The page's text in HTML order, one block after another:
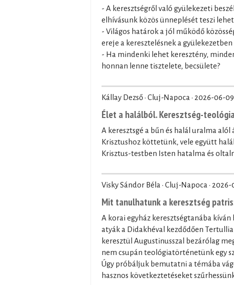
- A keresztségről való gyülekezeti
elhívásunk közös ünneplését teszi
- Világos határok a jól működő
ereje a keresztelésnek a
- Ha mindenki lehet keresztény,
honnan lenne tisztelete, becsülete?
Kállay Dezső · Cluj-Napoca · 2026-06-09
Élet a halálból. Keresztség-
A keresztsgé a bűn és halál uralma alól
Krisztushoz köttetünk, vele együtt
Krisztus-testben Isten hatalma és
Visky Sándor Béla · Cluj-Napoca · 2026-
Mit tanulhatunk a keresztség
A korai egyház keresztségtanába
atyák a Didakhéval kezdődően
keresztül Augustinusszal bezárólag
nem csupán teológiatörténetünk egy
Úgy próbáljuk bemutatni a témába
hasznos következtetéseket